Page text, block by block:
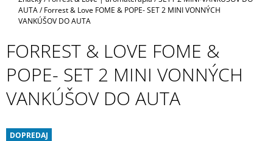
AUTA/ Forrest & Love FOME & POPE- SET 2 MINI VONNÝCH
VANKÚŠOV DO AUTA
FORREST & LOVE FOME &
POPE- SET 2 MINI VONNÝCH
VANKÚŠOV DO AUTA
DOPREDAJ
R
E
B
U
J
E
T
E